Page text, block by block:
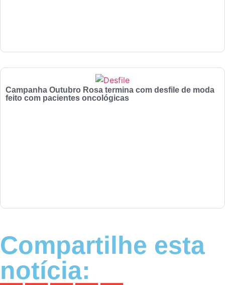
Campanha Outubro Rosa termina com desfile de moda
feito com pacientes oncológicas
Compartilhe esta
notícia: